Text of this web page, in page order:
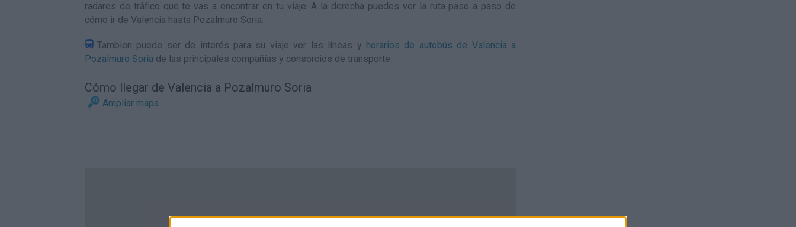
radares de tráfico que te vas a encontrar en tu viaje. A la derecha puedes ver la ruta paso a paso de
cómo ir de Valencia hasta Pozalmuro Soria.
Tambien puede ser de interés para su viaje ver las líneas y horarios de autobús de Valencia a
Pozalmuro Soria de las principales compañías y consorcios de transporte.
Cómo llegar de Valencia a Pozalmuro Soria
Ampliar mapa